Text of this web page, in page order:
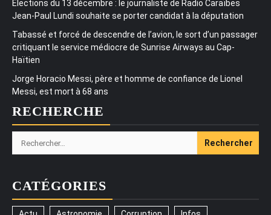
Élections du 13 décembre : le journaliste de Radio Caraïbes
Jean-Paul Lundi souhaite se porter candidat à la députation
Tabassé et forcé de descendre de l’avion, le sort d’un passager
critiquant le service médiocre de Sunrise Airways au Cap-
Haïtien
Jorge Horacio Messi, père et homme de confiance de Lionel
Messi, est mort à 68 ans
RECHERCHE
Rechercher :
CATÉGORIES